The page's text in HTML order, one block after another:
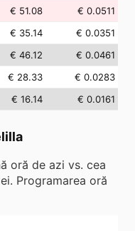
€ 51.08
€ 0.0511
€ 35.14
€ 0.0351
€ 46.12
€ 0.0461
€ 28.33
€ 0.0283
€ 16.14 € 0.0161
oră de azi vs. cea
Programarea oră